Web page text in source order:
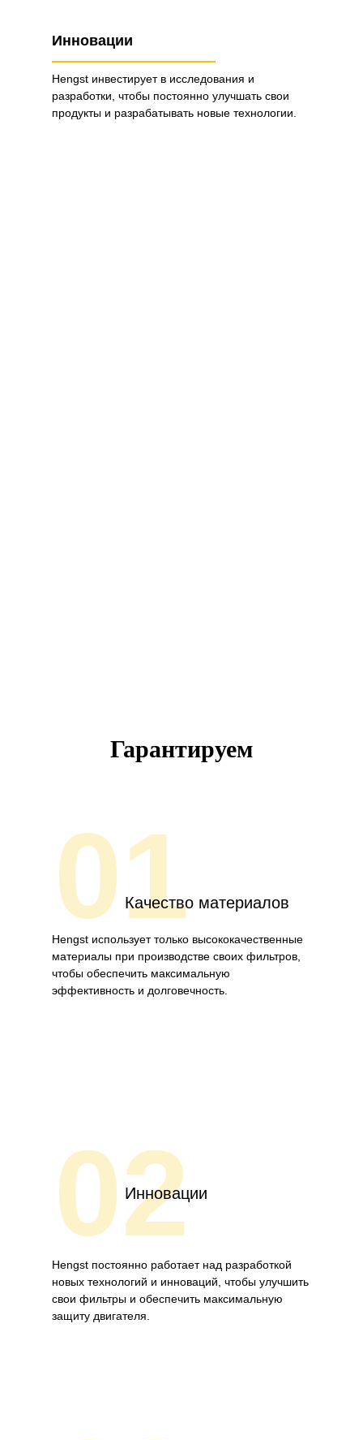
Инновации
Hengst инвестирует в исследования и
разработки, чтобы постоянно улучшать свои
продукты и разрабатывать новые технологии.
Гарантируем
01Качество материалов
Hengst использует только высококачественные
материалы при производстве своих фильтров,
чтобы обеспечить максимальную
эффективность и долговечность.
02
Инновации
Hengst постоянно работает над разработкой
новых технологий и инноваций, чтобы улучшить
свои фильтры и обеспечить максимальную
защиту двигателя.